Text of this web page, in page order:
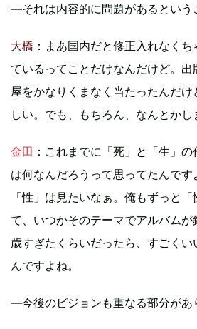
―それは内容的に問題があるという
大橋 ：まあ国内だと修正入れなく
ているってことだけなんだけど。
屋をかなりくまなく当たったんだ
しい。でも、もちろん、なんとかし
金田 ：これまでに「死」と「生」
は何なんだろうって思ってたんです
「性」は見たいなぁ。俺もずっと
て、いつかそのテーマでアルバム
歳すぎたくらいだったら、すごく
んですよね。
―今後のビジョンも重なる部分があ